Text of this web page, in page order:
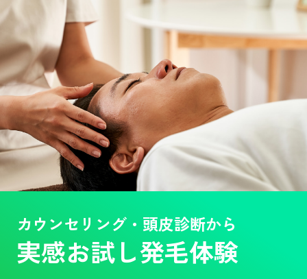
カウンセリング・頭皮診断から
実感お試し発毛体験